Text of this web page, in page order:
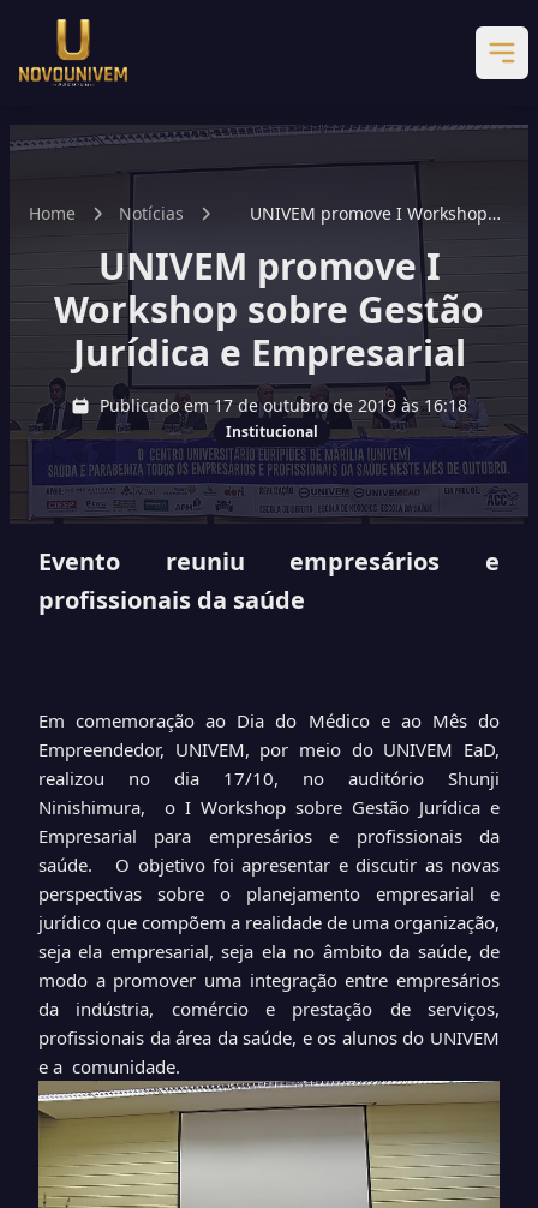
Home Notícias
UNIVEM promove I Workshop
Empresarial
UNIVEM promove I
Workshop sobre Gestão
Jurídica e Empresarial
Publicado em 17 de outubro de 2019 às 16:18
Institucional
Evento reuniu empresários e
profissionais da saúde
Em comemoração ao Dia do Médico e ao Mês do
Empreendedor, UNIVEM, por meio do UNIVEM EaD,
realizou no dia 17/10, no auditório Shunji
Ninishimura, o I Workshop sobre Gestão Jurídica e
Empresarial para empresários e profissionais da
saúde. O objetivo foi apresentar e discutir as novas
perspectivas sobre o planejamento empresarial e
jurídico que compõem a realidade de uma organização,
seja ela empresarial, seja ela no âmbito da saúde, de
modo a promover uma integração entre empresários
da indústria, comércio e prestação de serviços,
profissionais da área da saúde, e os alunos do UNIVEM
e a comunidade.